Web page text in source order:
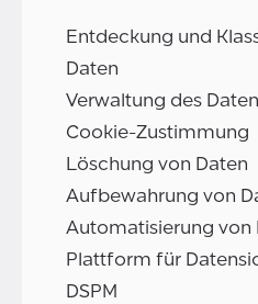
Entdeckung und
Daten
Verwaltung des
Cookie-Zustimmung
Löschung von Daten
Aufbewahrung von
Automatisierung von
Plattform für
DSPM